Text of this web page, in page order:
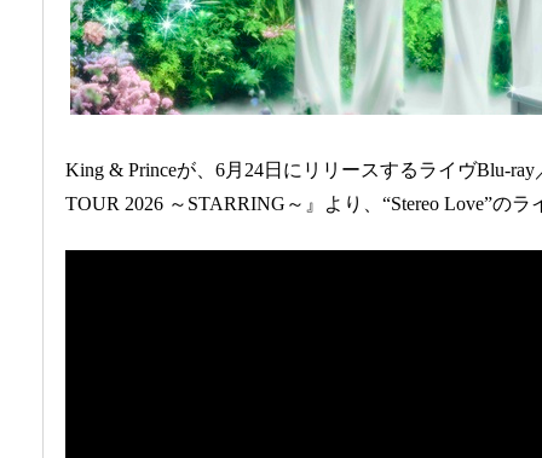
King & Princeが、6月24日にリリースするライヴBlu-
TOUR 2026 ～STARRING～』より、“Stereo Love”の